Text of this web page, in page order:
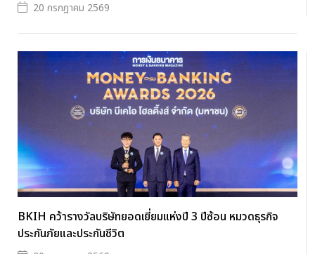
20 กรกฎาคม 2569
BKIH คว้ารางวัลบริษัทยอดเยี่ยมแห่งปี 3 ปีซ้อน หมวดธุรกิจ
ประกันภัยและประกันชีวิต